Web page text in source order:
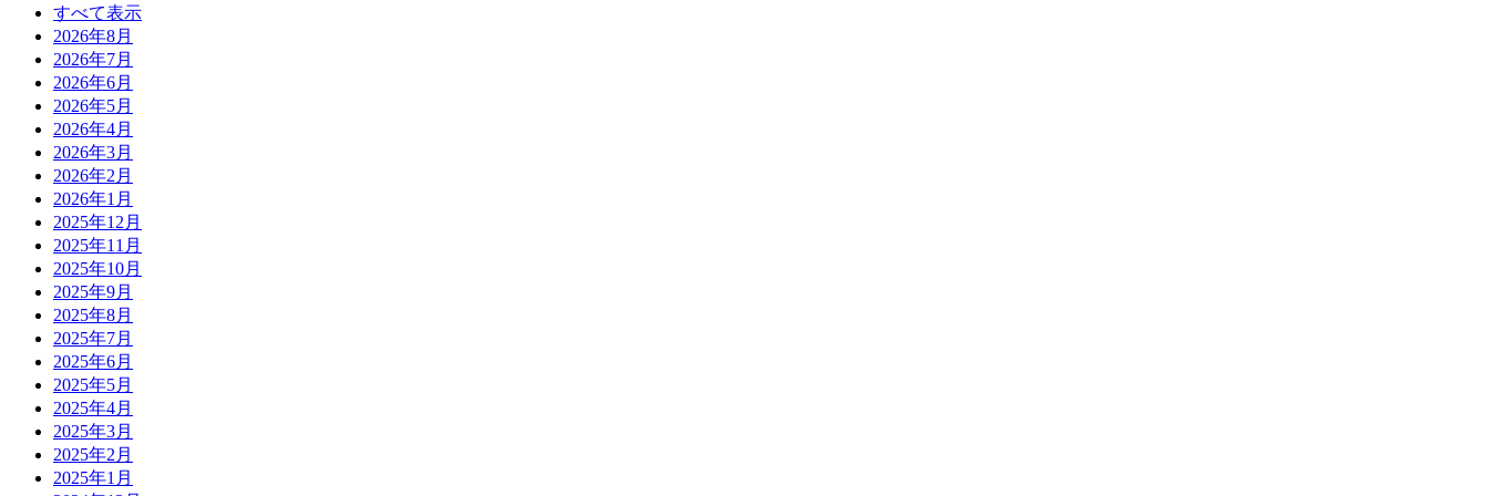
すべて表示
2026年8月
2026年7月
2026年6月
2026年5月
2026年4月
2026年3月
2026年2月
2026年1月
2025年12月
2025年11月
2025年10月
2025年9月
2025年8月
2025年7月
2025年6月
2025年5月
2025年4月
2025年3月
2025年2月
2025年1月